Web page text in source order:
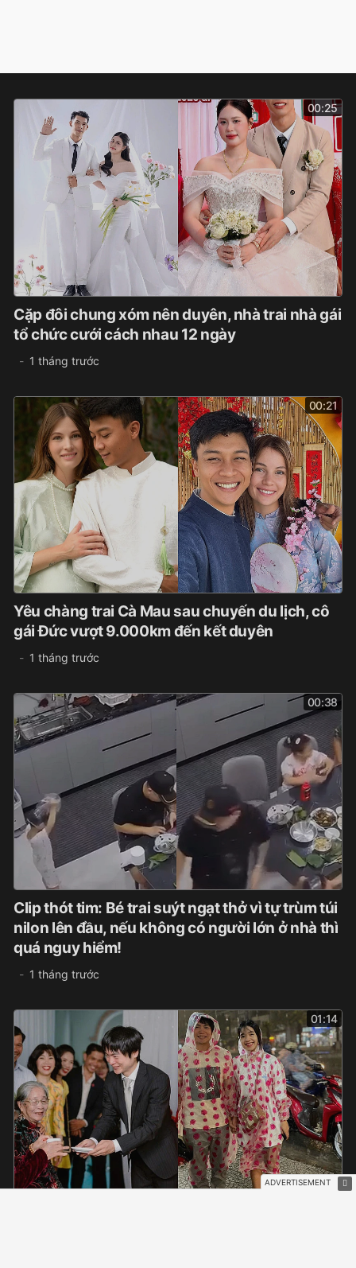
Cặp đôi chung xóm nên duyên, nhà trai nhà gái
tổ chức cưới cách nhau 12 ngày
1 tháng trước
Yêu chàng trai Cà Mau sau chuyến du lịch, cô
gái Đức vượt 9.000km đến kết duyên
1 tháng trước
Clip thót tim: Bé trai suýt ngạt thở vì tự trùm túi
nilon lên đầu, nếu không có người lớn ở nhà thì
quá nguy hiểm!
1 tháng trước